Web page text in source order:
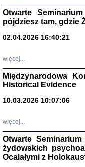
Otwarte
pójdziesz tam, gdzie
02.04.2026 16:40:21
więcej...
Międzynarodowa
Historical Evidence
10.03.2026 10:07:06
więcej...
Otwarte
żydowskich
Ocalałymi z